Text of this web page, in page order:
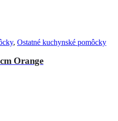
, Ostatné kuchynské pomôcky
Orange